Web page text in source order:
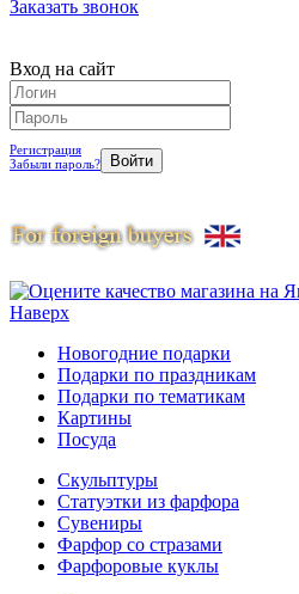
Заказать звонок
Вход на сайт
Регистрация
Забыли пароль?
Наверх
Новогодние подарки
Подарки по праздникам
Подарки по тематикам
Картины
Посуда
Скульптуры
Статуэтки из фарфора
Сувениры
Фарфор со стразами
Фарфоровые куклы